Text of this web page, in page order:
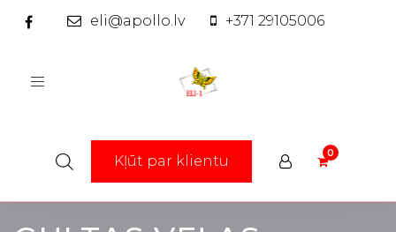
eli@apollo.lv +371 29105006
Toggle
Kļūt par klientu